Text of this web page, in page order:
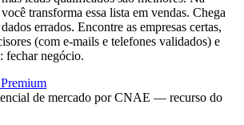
transforma essa lista em vendas. Chega
errados. Encontre as empresas certas,
(com e-mails e telefones validados) e
fechar negócio.